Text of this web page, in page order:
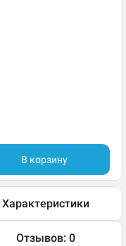
В корзину
Характеристики
Отзывов: 0